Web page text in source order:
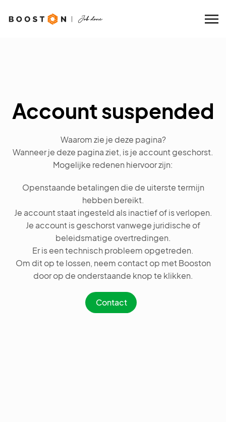
Account suspended
Waarom zie je deze pagina?
Wanneer je deze pagina ziet, is je account geschorst.
Mogelijke redenen hiervoor zijn:
Openstaande betalingen die de uiterste termijn
hebben bereikt.
Je account staat ingesteld als inactief of is verlopen.
Je account is geschorst vanwege juridische of
beleidsmatige overtredingen.
Er is een technisch probleem opgetreden.
Om dit op te lossen, neem contact op met Booston
door op de onderstaande knop te klikken.
Contact